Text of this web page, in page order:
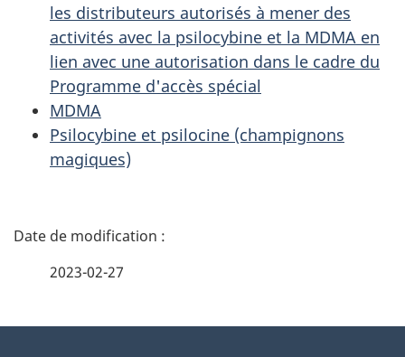
les distributeurs autorisés à mener des
activités avec la psilocybine et la MDMA en
lien avec une autorisation dans le cadre du
Programme d'accès spécial
MDMA
Psilocybine et psilocine (champignons
magiques)
D
2023-02-27